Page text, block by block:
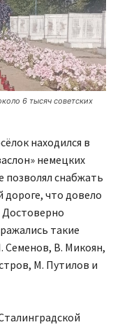
6 тысяч советских
находился в
немецких
позволял снабжать
дороге, что довело
Достоверно
такие
Семенов, В. Микоян,
М. Путилов и